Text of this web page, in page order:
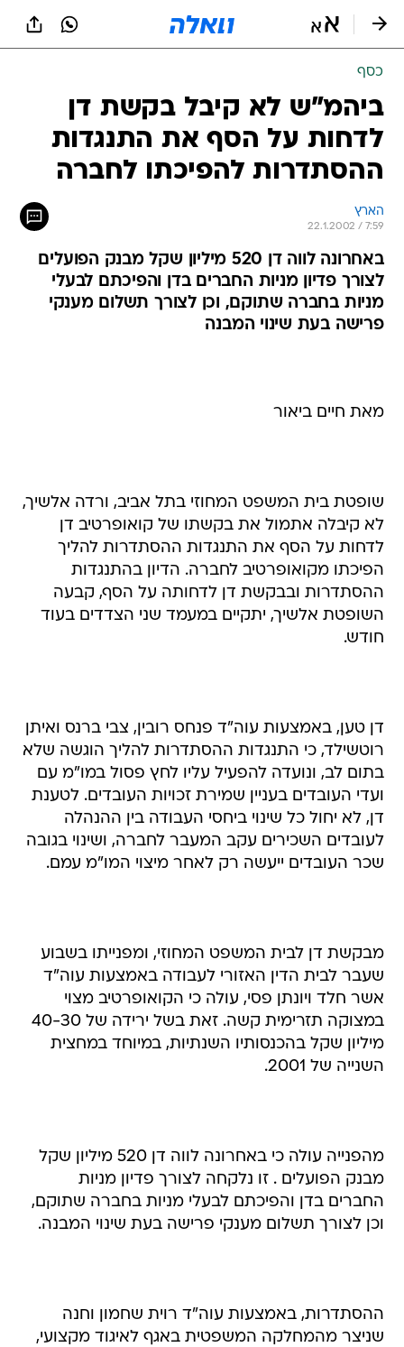
כסף
ביהמ"ש לא קיבל בקשת דן
לדחות על הסף את התנגדות
ההסתדרות להפיכתו לחברה
הארץ
22.1.2002 / 7:59
באחרונה לווה דן 520 מיליון שקל מבנק הפועלים
לצורך פדיון מניות החברים בדן והפיכתם לבעלי
מניות בחברה שתוקם, וכן לצורך תשלום מענקי
פרישה בעת שינוי המבנה
מאת חיים ביאור
שופטת בית המשפט המחוזי בתל אביב, ורדה אלשיך,
לא קיבלה אתמול את בקשתו של קואופרטיב דן
לדחות על הסף את התנגדות ההסתדרות להליך
הפיכתו מקואופרטיב לחברה. הדיון בהתנגדות
ההסתדרות ובבקשת דן לדחותה על הסף, קבעה
השופטת אלשיך, יתקיים במעמד שני הצדדים בעוד
חודש.
דן טען, באמצעות עוה"ד פנחס רובין, צבי ברנס ואיתן
רוטשילד, כי התנגדות ההסתדרות להליך הוגשה שלא
בתום לב, ונועדה להפעיל עליו לחץ פסול במו"מ עם
ועדי העובדים בעניין שמירת זכויות העובדים. לטענת
דן, לא יחול כל שינוי ביחסי העבודה בין ההנהלה
לעובדים השכירים עקב המעבר לחברה, ושינוי בגובה
שכר העובדים ייעשה רק לאחר מיצוי המו"מ עמם.
מבקשת דן לבית המשפט המחוזי, ומפנייתו בשבוע
שעבר לבית הדין האזורי לעבודה באמצעות עוה"ד
אשר חלד ויונתן פסי, עולה כי הקואופרטיב מצוי
במצוקה תזרימית קשה. זאת בשל ירידה של 40-30
מיליון שקל בהכנסותיו השנתיות, במיוחד במחצית
השנייה של 2001.
מהפנייה עולה כי באחרונה לווה דן 520 מיליון שקל
מבנק הפועלים . זו נלקחה לצורך פדיון מניות
החברים בדן והפיכתם לבעלי מניות בחברה שתוקם,
וכן לצורך תשלום מענקי פרישה בעת שינוי המבנה.
ההסתדרות, באמצעות עוה"ד רוית שחמון וחנה
שניצר מהמחלקה המשפטית באגף לאיגוד מקצועי,